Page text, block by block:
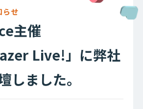
らせ
主催
Live!」に弊社
しました。